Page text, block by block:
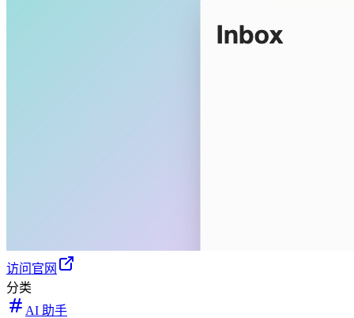
访问官网
分类
AI 助手